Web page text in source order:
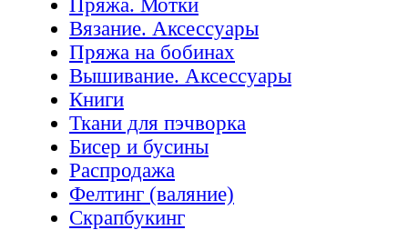
Пряжа. Мотки
Вязание. Аксессуары
Пряжа на бобинах
Вышивание. Аксессуары
Книги
Ткани для пэчворка
Бисер и бусины
Распродажа
Фелтинг (валяние)
Скрапбукинг